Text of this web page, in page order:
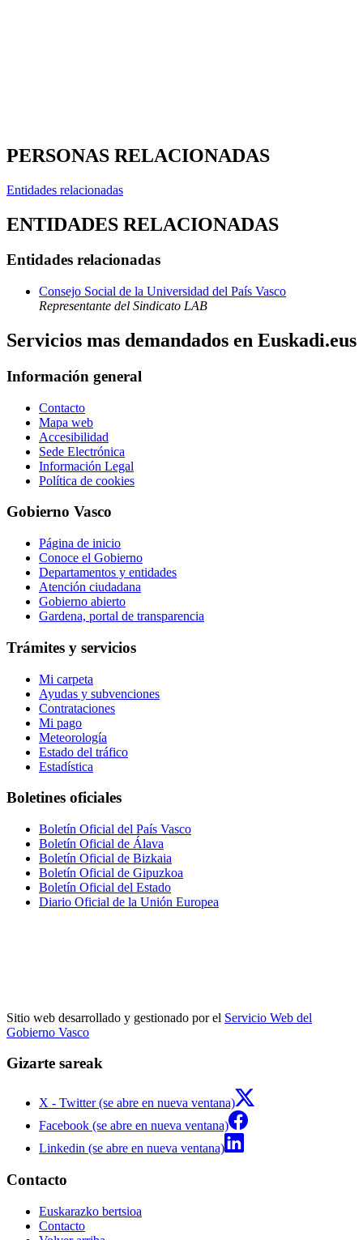
PERSONAS RELACIONADAS
Entidades relacionadas
ENTIDADES RELACIONADAS
Entidades relacionadas
Consejo Social de la Universidad del País Vasco
Representante del Sindicato LAB
Servicios mas demandados en Euskadi.eus
Información general
Contacto
Mapa web
Accesibilidad
Sede Electrónica
Información Legal
Política de cookies
Gobierno Vasco
Página de inicio
Conoce el Gobierno
Departamentos y entidades
Atención ciudadana
Gobierno abierto
Gardena, portal de transparencia
Trámites y servicios
Mi carpeta
Ayudas y subvenciones
Contrataciones
Mi pago
Meteorología
Estado del tráfico
Estadística
Boletines oficiales
Boletín Oficial del País Vasco
Boletín Oficial de Álava
Boletín Oficial de Bizkaia
Boletín Oficial de Gipuzkoa
Boletín Oficial del Estado
Diario Oficial de la Unión Europea
Sitio web desarrollado y gestionado por el Servicio Web del
Gobierno Vasco
Gizarte sareak
X - Twitter (se abre en nueva ventana)
Facebook (se abre en nueva ventana)
Linkedin (se abre en nueva ventana)
Contacto
Euskarazko bertsioa
Contacto